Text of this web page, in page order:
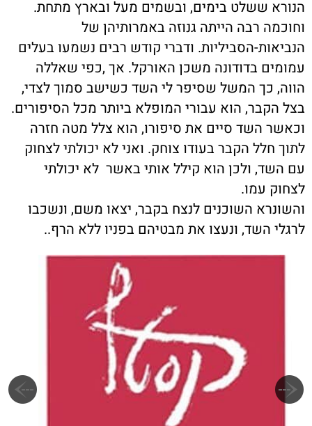
הנורא ששלט בימים, ובשמים מעל ובארץ מתחת.
וחוכמה רבה הייתה גנוזה באמרותיהן של
הנביאות-הסביליות. ודברי קודש רבים נשמעו בעלים
עמומים בדודונה משכן האורקל. אך ,כפי שאללה
הווה, כך המשל שסיפר לי השד כשישב סמוך לצדי,
בצל הקבר, הוא עבורי המופלא ביותר מכל הסיפורים.
וכאשר השד סיים את סיפורו, הוא צלל מטה חזרה
לתוך חלל הקבר בעודו צוחק. ואני לא יכולתי לצחוק
עם השד, ולכן הוא קילל אותי באשר לא יכולתי
לצחוק עמו.
והשונרא השוכנים לנצח בקבר, יצאו משם, ונשכבו
לרגלי השד, ונעצו את מבטיהם בפניו ללא הרף..